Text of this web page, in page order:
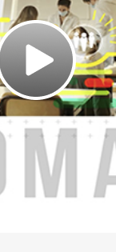
Play
Video